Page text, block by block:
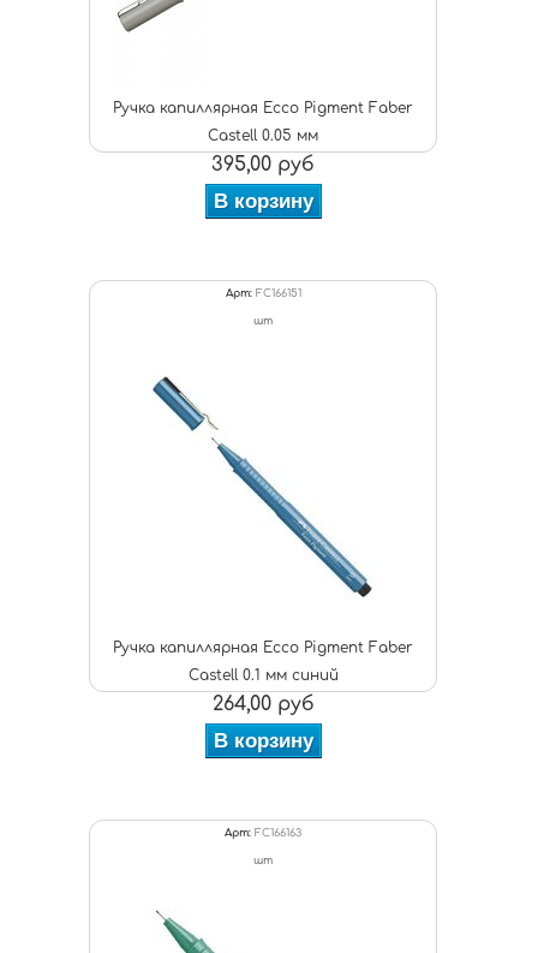
Ручка капиллярная Ecco Pigment Faber
Castell 0.05 мм
395,00 руб
В корзину
Арт: FC166151
шт
Ручка капиллярная Ecco Pigment Faber
Castell 0.1 мм синий
264,00 руб
В корзину
Арт: FC166163
шт